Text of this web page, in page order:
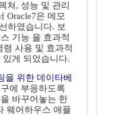
쳐, 성능 및 관리
Oracle7은 메모
하였습니다. 보
기능 을 효과적
령 사용 및 효과적
게 되었습니다.
을 위한 데이타베
에 부응하도록
바꾸어놓는 한
웨어하우스 애플